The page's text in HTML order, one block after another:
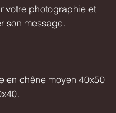
votre photographie et
son message.
en chêne moyen 40x50